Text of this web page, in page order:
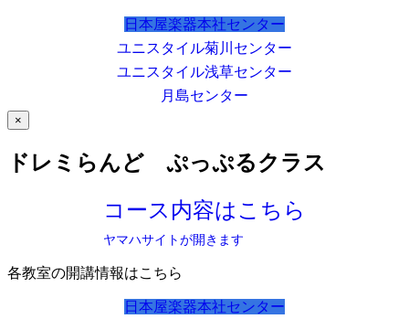
日本屋楽器本社センター
ユニスタイル菊川センター
ユニスタイル浅草センター
月島センター
×
ドレミらんど ぷっぷるクラス
コース内容はこちら
ヤマハサイトが開きます
各教室の開講情報はこちら
日本屋楽器本社センター